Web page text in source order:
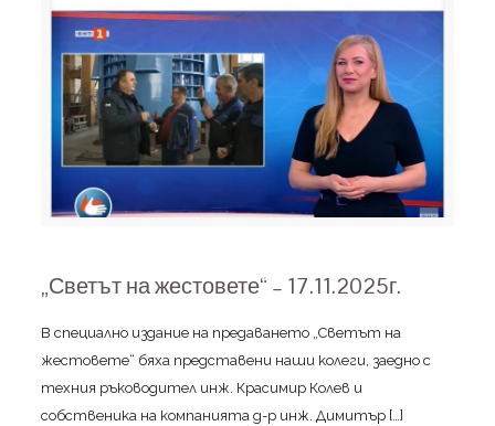
„Светът на жестовете“ – 17.11.2025г.
В специално издание на предаването „Светът на
жестовете“ бяха представени наши колеги, заедно с
техния ръководител инж. Красимир Колев и
собственика на компанията д-р инж. Димитър[…]